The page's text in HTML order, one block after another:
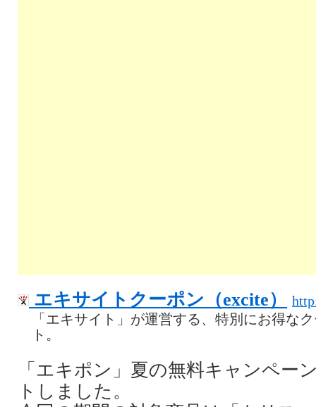
エキサイトクーポン（excite）
「エキサイト」が運営する、特別にお得な
ト。
「エキポン」夏の無料キャンペー
トしました。